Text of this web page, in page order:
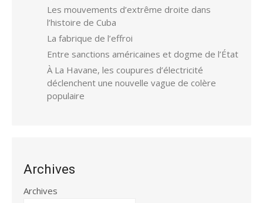
Les mouvements d’extrême droite dans
l’histoire de Cuba
La fabrique de l’effroi
Entre sanctions américaines et dogme de l’État
À La Havane, les coupures d’électricité
déclenchent une nouvelle vague de colère
populaire
Archives
Archives